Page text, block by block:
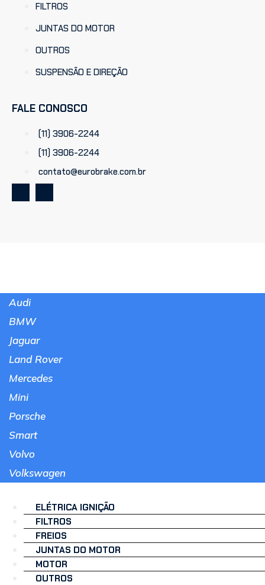
FILTROS
JUNTAS DO MOTOR
OUTROS
SUSPENSÃO E DIREÇÃO
FALE CONOSCO
(11) 3906-2244
(11) 3906-2244
contato@eurobrake.com.br
Audi
BMW
Jaguar
Land Rover
Mercedes
Mini
Porsche
Smart
Volvo
Volkswagen
ELÉTRICA IGNIÇÃO
FILTROS
FREIOS
JUNTAS DO MOTOR
MOTOR
OUTROS